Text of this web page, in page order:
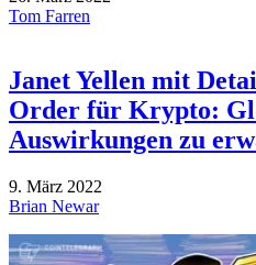
Tom Farren
Janet Yellen mit
Order für Krypto:
Auswirkungen zu
9. März 2022
Brian Newar